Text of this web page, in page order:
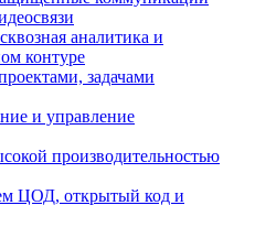
аналитика и
контуре
задачами
и управление
производительностью
ЦОД, открытый код и